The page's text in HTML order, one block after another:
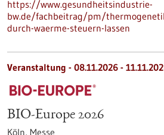
https://www.gesundheitsindustrie-
bw.de/fachbeitrag/pm/
durch-waerme-steuern-lassen
Veranstaltung - 08.11.2026 -
BIO-Europe 2026
Köln, Messe